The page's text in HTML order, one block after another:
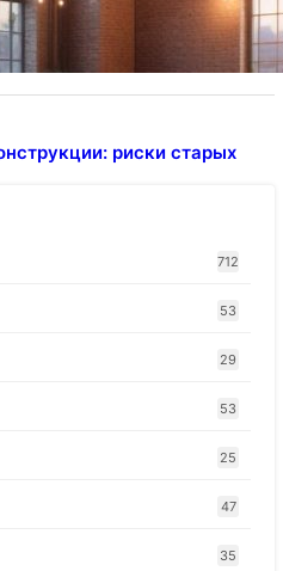
риски старых
712
53
29
53
25
47
35